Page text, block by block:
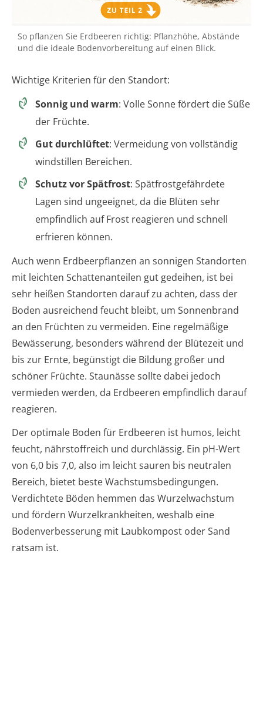
So pflanzen Sie Erdbeeren richtig: Pflanzhöhe, Abstände
und die ideale Bodenvorbereitung auf einen Blick.
Wichtige Kriterien für den Standort:
Sonnig und warm: Volle Sonne fördert die Süße
der Früchte.
Gut durchlüftet: Vermeidung von vollständig
windstillen Bereichen.
Schutz vor Spätfrost: Spätfrostgefährdete
Lagen sind ungeeignet, da die Blüten sehr
empfindlich auf Frost reagieren und schnell
erfrieren können.
Auch wenn Erdbeerpflanzen an sonnigen Standorten
mit leichten Schattenanteilen gut gedeihen, ist bei
sehr heißen Standorten darauf zu achten, dass der
Boden ausreichend feucht bleibt, um Sonnenbrand
an den Früchten zu vermeiden. Eine regelmäßige
Bewässerung, besonders während der Blütezeit und
bis zur Ernte, begünstigt die Bildung großer und
schöner Früchte. Staunässe sollte dabei jedoch
vermieden werden, da Erdbeeren empfindlich darauf
reagieren.
Der optimale Boden für Erdbeeren ist humos, leicht
feucht, nährstoffreich und durchlässig. Ein pH-Wert
von 6,0 bis 7,0, also im leicht sauren bis neutralen
Bereich, bietet beste Wachstumsbedingungen.
Verdichtete Böden hemmen das Wurzelwachstum
und fördern Wurzelkrankheiten, weshalb eine
Bodenverbesserung mit Laubkompost oder Sand
ratsam ist.